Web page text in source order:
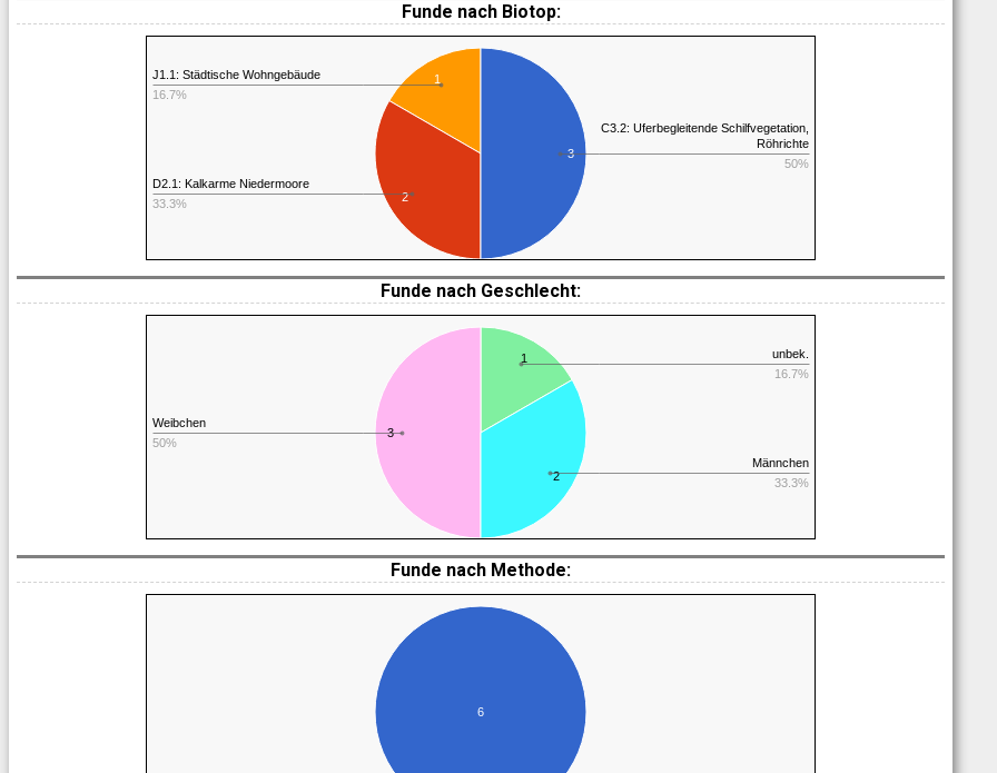
Funde nach Biotop:
1
2
3
C3.2: Uferbegleitende Schilfvegetation,
Röhrichte
50%
D2.1: Kalkarme Niedermoore
33.3%
J1.1: Städtische Wohngebäude
16.7%
Funde nach Geschlecht:
1
3
2
unbek.
16.7%
Männchen
33.3%
Weibchen
50%
Funde nach Methode:
6